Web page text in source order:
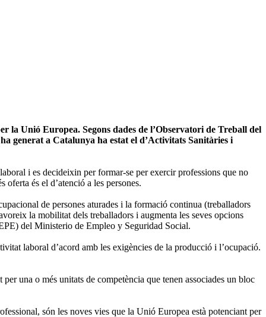
la Unió Europea. Segons dades de l’Observatori de Treball del
generat a Catalunya ha estat el d’Activitats Sanitàries i
i es decideixin per formar-se per exercir professions que no
és el d’atenció a les persones.
de persones aturades i la formació continua (treballadors
la mobilitat dels treballadors i augmenta les seves opcions
del Ministerio de Empleo y Seguridad Social.
laboral d’acord amb les exigències de la producció i l’ocupació.
una o més unitats de competència que tenen associades un bloc
són les noves vies que la Unió Europea està potenciant per